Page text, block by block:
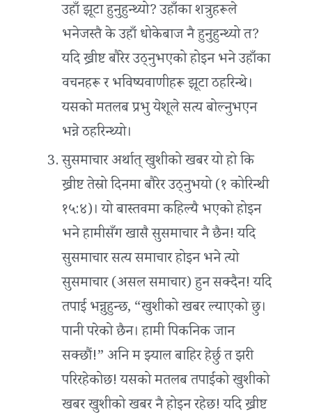
उहाँ झूटा हुनुहुन्थ्यो? उहाँका शत्रुहरूले
भनेजस्तै के उहाँ धोकेबाज नै हुनुहुन्थ्यो त?
यदि ख्रीष्ट बौरेर उठ्नुभएको होइन भने उहाँका
वचनहरू र भविष्यवाणीहरू झूटा ठहरिन्थे।
यसको मतलब प्रभु येशूले सत्य बोल्नुभएन
भन्ने ठहरिन्थ्यो।
सुसमाचार अर्थात् खुशीको खबर यो हो कि
ख्रीष्ट तेस्रो दिनमा बौरेर उठ्नुभयो (१ कोरिन्थी
१५:४)। यो बास्तवमा कहिल्यै भएको होइन
भने हामीसँग खासै सुसमाचार नै छैन! यदि
सुसमाचार सत्य समाचार होइन भने त्यो
सुसमाचार (असल समाचार) हुन सक्दैन! यदि
तपाईं भन्नुहुन्छ, “खुशीको खबर ल्याएको छु।
पानी परेको छैन। हामी पिकनिक जान
सक्छौं!” अनि म झ्याल बाहिर हेर्छु त झरी
परिरहेकोछ! यसको मतलब तपाईंको खुशीको
खबर खुशीको खबर नै होइन रहेछ! यदि ख्रीष्ट